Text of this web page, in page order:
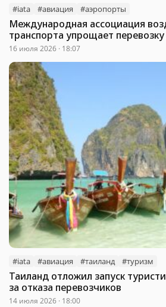
#iata #авиация #аэропорты
Международная ассоциация
транспорта упрощает
самолетах
16 июля 2026 · 18:07
#iata #авиация #таиланд #туризм
Таиланд отложил запуск
за отказа перевозчиков
14 июля 2026 · 18:00